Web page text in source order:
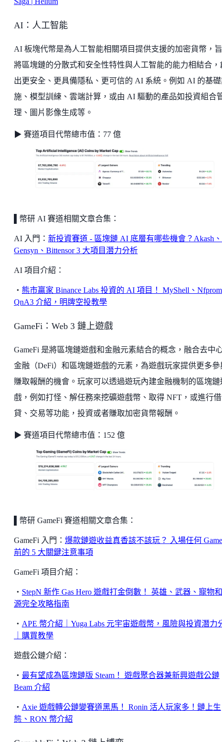
AI：人工智能
AI 板塊代幣是為人工智能相關項目提供支援的加密貨幣，
將區塊鏈的分散式和安全性特性與人工智能的能力相結合，
出更安全、更具備隱私、更可信的 AI 系統。例如 AI 的基
施、模型訓練、雲端計算，或由 AI 驅動的產品如投資組合
理、圖片影像生成等。
▶ 賽道項目代幣總市值：77 億
幣研 AI 賽道相關文章合集：
AI 入門： 新投資賽道 - 區塊鏈 AI 底層有哪些機會？Akash、
Gensyn、Bittensor 3 大項目潛力分析
AI 項目介紹：
・ 熊市贏家 Binance Labs 投資的 AI 項目！ MyShell、
QnA3 介紹，明牌空投教學
GameFi：Web 3 鏈上遊戲
GameFi 是將區塊鏈遊戲和金融元素結合的概念，融合去中
金融（DeFi）和區塊鏈遊戲的元素，為遊戲玩家提供更多參
賺取報酬的機會。玩家可以透過遊玩內建金融機制的區塊鏈
戲，例如打怪、解任務來挖礦遊戲幣、取得 NFT，或進行借
貸、交易等功能，投資或者賺取加密貨幣報酬。
▶ 賽道項目代幣總市值：152 億
幣研 GameFi 賽道相關文章合集：
GameFi 入門： 爆款鏈遊收益真香該不該玩？ 入場任何
前的 5 大關鍵注意事項
GameFi 項目介紹：
・ StepN 新作 Gas Hero 遊戲打金倒數！ 英雄、武器、寵物
源完全攻略指南
・ APE 幣介紹｜Yuga Labs 元宇宙遊戲幣，風險與投資潛力
｜購買教學
遊戲公鏈介紹：
・ 最有望成為區塊鏈版 Steam！ 遊戲聚合器兼新興遊戲公鏈
Beam 介紹
・ Axie 遊戲轉公鏈變賽道黑馬！ Ronin 活人玩家多！鏈上生
態、RON 幣介紹